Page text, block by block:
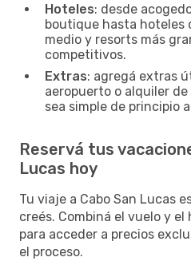
Hoteles: desde
boutique hasta hoteles
medio y resorts más
competitivos.
Extras: agregá extras
aeropuerto o alquiler
sea simple de principio
Reservá tus
Lucas hoy
Tu viaje a Cabo San Lucas
creés. Combiná el vuelo y
para acceder a precios
el proceso.